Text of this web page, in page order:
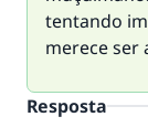
tentando
merece ser
Resposta